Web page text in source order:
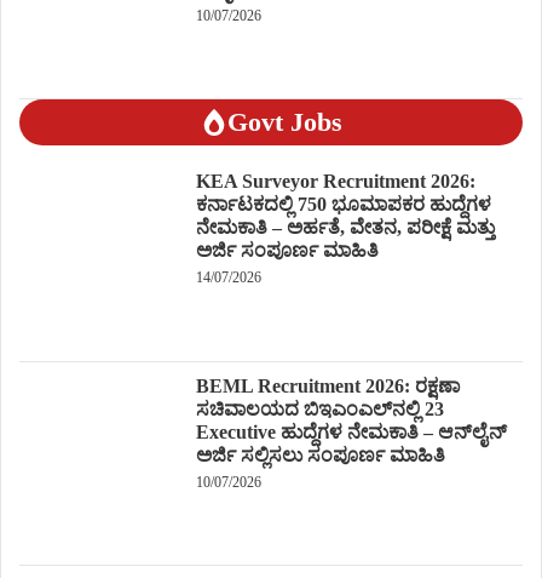
10/07/2026
Govt Jobs
KEA Surveyor Recruitment 2026:
ಕರ್ನಾಟಕದಲ್ಲಿ 750 ಭೂಮಾಪಕರ ಹುದ್ದೆಗಳ
ನೇಮಕಾತಿ – ಅರ್ಹತೆ, ವೇತನ, ಪರೀಕ್ಷೆ ಮತ್ತು
ಅರ್ಜಿ ಸಂಪೂರ್ಣ ಮಾಹಿತಿ
14/07/2026
BEML Recruitment 2026: ರಕ್ಷಣಾ
ಸಚಿವಾಲಯದ ಬಿಇಎಂಎಲ್‌ನಲ್ಲಿ 23
Executive ಹುದ್ದೆಗಳ ನೇಮಕಾತಿ – ಆನ್‌ಲೈನ್
ಅರ್ಜಿ ಸಲ್ಲಿಸಲು ಸಂಪೂರ್ಣ ಮಾಹಿತಿ
10/07/2026